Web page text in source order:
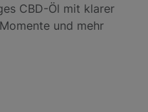
CBD-Öl mit klarer
und mehr